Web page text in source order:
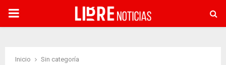
PRIMARY
Inicio
Sin categoría